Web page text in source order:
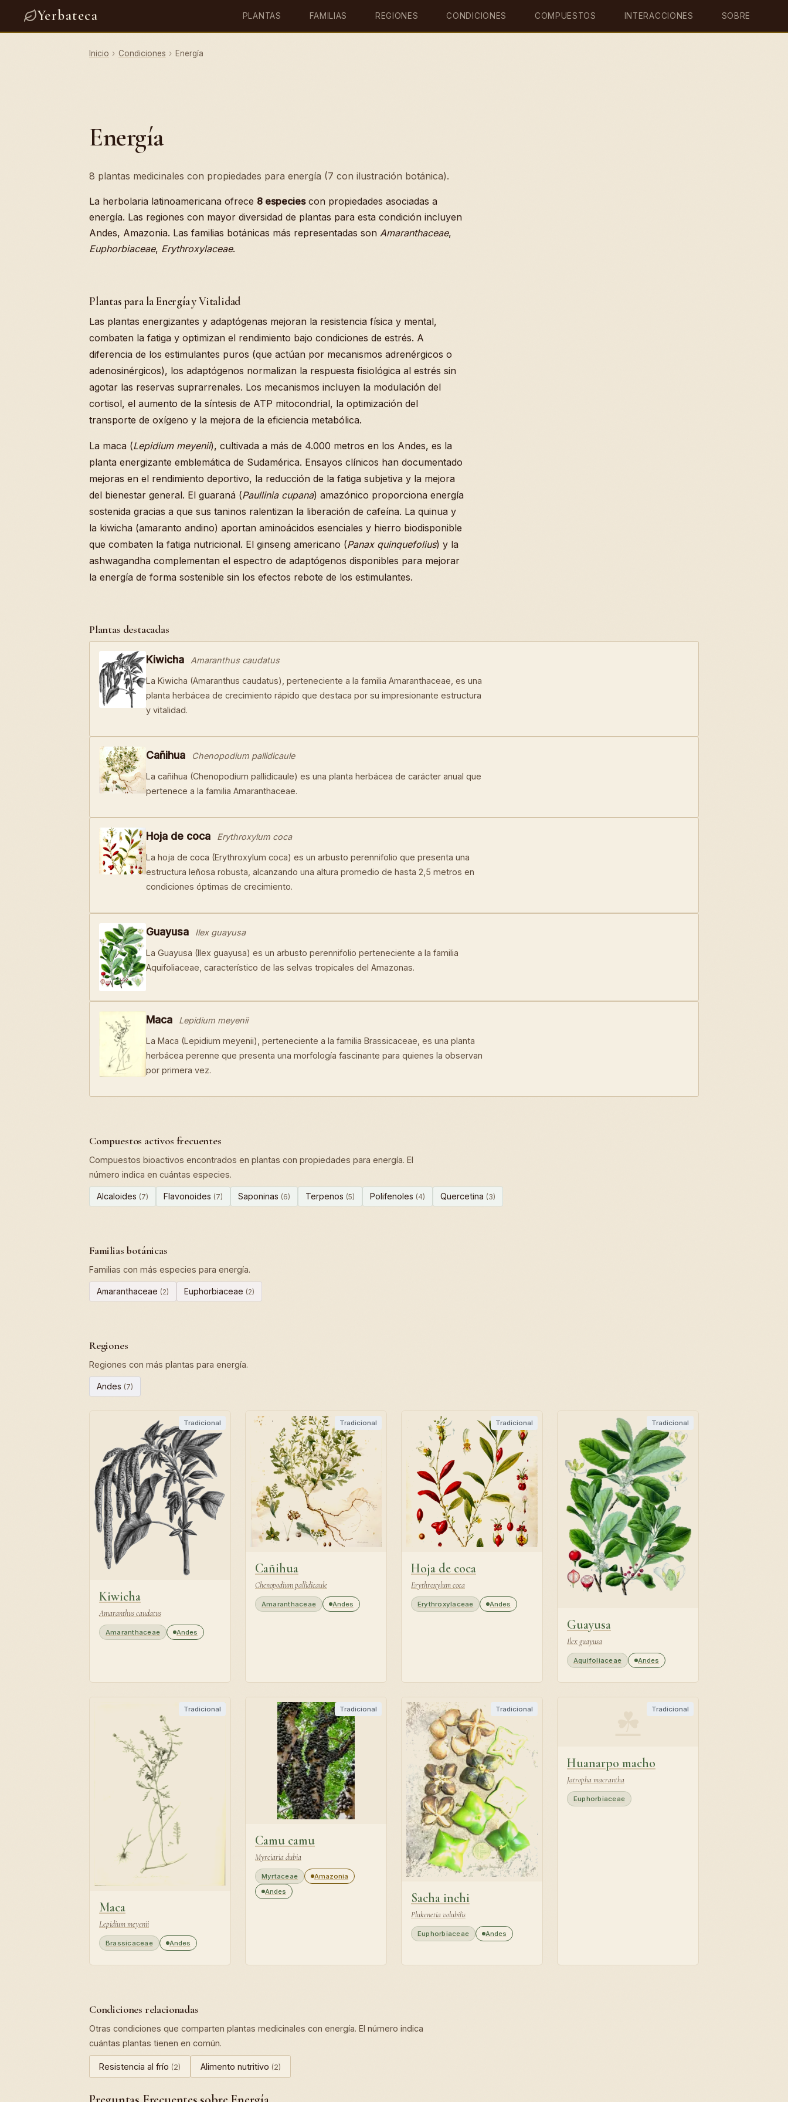
Yerbateca PLANTAS FAMILIAS REGIONES CONDICIONES COMPUESTOS INTERACCIONES SOBRE
Inicio › Condiciones › Energía
Energía
8 plantas medicinales con propiedades para energía (7 con ilustración botánica).
La herbolaria latinoamericana ofrece 8 especiescon propiedades asociadas a
energía. Las regiones con mayor diversidad de plantas para esta condición incluyen
Andes, Amazonia. Las familias botánicas más representadas son Amaranthaceae,
Euphorbiaceae, Erythroxylaceae.
Plantas para la Energía y Vitalidad
Las plantas energizantes y adaptógenas mejoran la resistencia física y mental,
combaten la fatiga y optimizan el rendimiento bajo condiciones de estrés. A
diferencia de los estimulantes puros (que actúan por mecanismos adrenérgicos o
adenosinérgicos), los adaptógenos normalizan la respuesta fisiológica al estrés sin
agotar las reservas suprarrenales. Los mecanismos incluyen la modulación del
cortisol, el aumento de la síntesis de ATP mitocondrial, la optimización del
transporte de oxígeno y la mejora de la eficiencia metabólica.
La maca (Lepidium meyenii), cultivada a más de 4.000 metros en los Andes, es la
planta energizante emblemática de Sudamérica. Ensayos clínicos han documentado
mejoras en el rendimiento deportivo, la reducción de la fatiga subjetiva y la mejora
del bienestar general. El guaraná (Paullinia cupana) amazónico proporciona energía
sostenida gracias a que sus taninos ralentizan la liberación de cafeína. La quinua y
la kiwicha (amaranto andino) aportan aminoácidos esenciales y hierro biodisponible
que combaten la fatiga nutricional. El ginseng americano (Panax quinquefolius) y la
ashwagandha complementan el espectro de adaptógenos disponibles para mejorar
la energía de forma sostenible sin los efectos rebote de los estimulantes.
Plantas destacadas
Kiwicha Amaranthus caudatus
La Kiwicha (Amaranthus caudatus), perteneciente a la familia Amaranthaceae, es una
planta herbácea de crecimiento rápido que destaca por su impresionante estructura
y vitalidad.
Cañihua Chenopodium pallidicaule
La cañihua (Chenopodium pallidicaule) es una planta herbácea de carácter anual que
pertenece a la familia Amaranthaceae.
Hoja de coca Erythroxylum coca
La hoja de coca (Erythroxylum coca) es un arbusto perennifolio que presenta una
estructura leñosa robusta, alcanzando una altura promedio de hasta 2,5 metros en
condiciones óptimas de crecimiento.
Guayusa Ilex guayusa
La Guayusa (Ilex guayusa) es un arbusto perennifolio perteneciente a la familia
Aquifoliaceae, característico de las selvas tropicales del Amazonas.
Maca Lepidium meyenii
La Maca (Lepidium meyenii), perteneciente a la familia Brassicaceae, es una planta
herbácea perenne que presenta una morfología fascinante para quienes la observan
por primera vez.
Compuestos activos frecuentes
Compuestos bioactivos encontrados en plantas con propiedades para energía. El
número indica en cuántas especies.
Alcaloides (7) Flavonoides (7) Saponinas (6) Terpenos (5) Polifenoles (4) Quercetina (3)
Familias botánicas
Familias con más especies para energía.
Amaranthaceae (2) Euphorbiaceae (2)
Regiones
Regiones con más plantas para energía.
Andes (7)
Tradicional
Kiwicha
Amaranthus caudatus
Amaranthaceae Andes
Tradicional
Cañihua
Chenopodium pallidicaule
Amaranthaceae Andes
Tradicional
Hoja de coca
Erythroxylum coca
Erythroxylaceae Andes
Tradicional
Guayusa
Ilex guayusa
Aquifoliaceae Andes
Tradicional
Maca
Lepidium meyenii
Brassicaceae Andes
Tradicional
Camu camu
Myrciaria dubia
Myrtaceae
Amazonia
Andes
Tradicional
Sacha inchi
Plukenetia volubilis
Euphorbiaceae Andes
Tradicional
Huanarpo macho
Jatropha macrantha
Euphorbiaceae
Condiciones relacionadas
Otras condiciones que comparten plantas medicinales con energía. El número indica
cuántas plantas tienen en común.
Resistencia al frío (2) Alimento nutritivo (2)